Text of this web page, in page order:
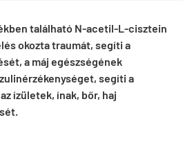
található N-acetil-L-cisztein
okozta traumát, segíti a
a máj egészségének
segíti a
ízületek, ínak, bőr, haj